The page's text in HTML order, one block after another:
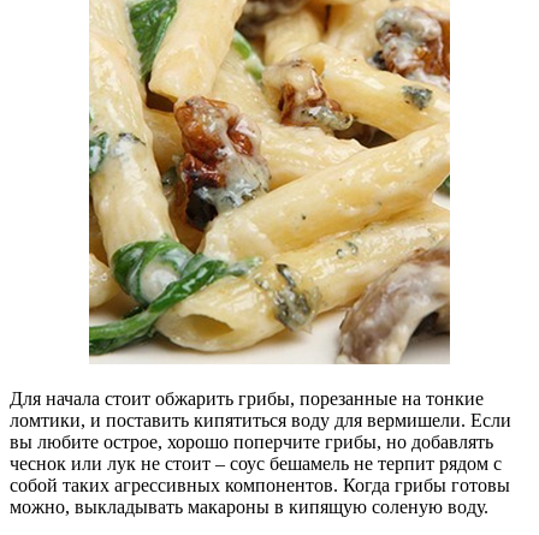
Для начала стоит обжарить грибы, порезанные на тонкие
ломтики, и поставить кипятиться воду для вермишели. Если
вы любите острое, хорошо поперчите грибы, но добавлять
чеснок или лук не стоит – соус бешамель не терпит рядом с
собой таких агрессивных компонентов. Когда грибы готовы
можно, выкладывать макароны в кипящую соленую воду.